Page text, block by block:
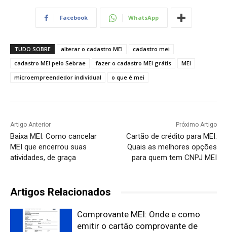
Facebook WhatsApp
TUDO SOBRE alterar o cadastro MEI
cadastro mei
cadastro MEI pelo Sebrae
fazer o cadastro MEI grátis
MEI
microempreendedor individual
o que é mei
Artigo Anterior
Baixa MEI: Como cancelar
MEI que encerrou suas
atividades, de graça
Próximo Artigo
Cartão de crédito para MEI:
Quais as melhores opções
para quem tem CNPJ MEI
Artigos Relacionados
Comprovante MEI: Onde e como
emitir o cartão comprovante de